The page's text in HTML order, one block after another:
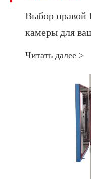
Выбор правой
камеры для
Читать далее >